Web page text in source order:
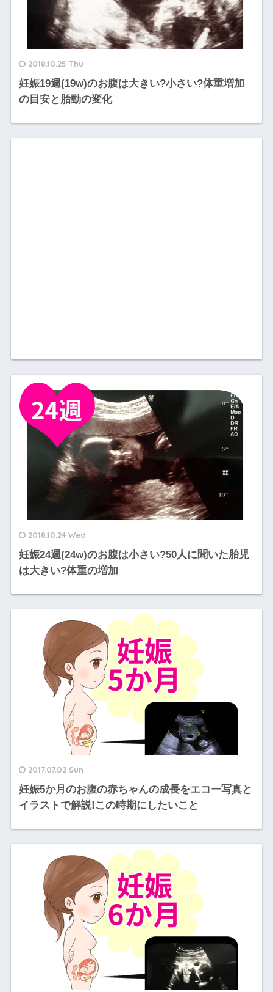
2018.10.25 Thu
妊娠19週(19w)のお腹は大きい?小さい?体重増加
の目安と胎動の変化
2018.10.24 Wed
妊娠24週(24w)のお腹は小さい?50人に聞いた胎児
は大きい?体重の増加
2017.07.02 Sun
妊娠5か月のお腹の赤ちゃんの成長をエコー写真と
イラストで解説!この時期にしたいこと